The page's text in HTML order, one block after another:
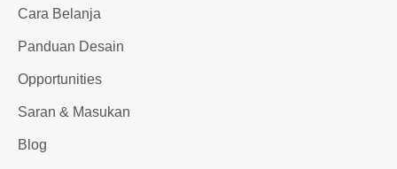
Cara Belanja
Panduan Desain
Opportunities
Saran & Masukan
Blog